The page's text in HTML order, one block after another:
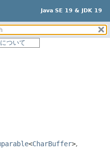
Java SE 19 & JDK 19
サマリー:
ネスト済
コンストラクタ
ついて
<CharBuffer>,